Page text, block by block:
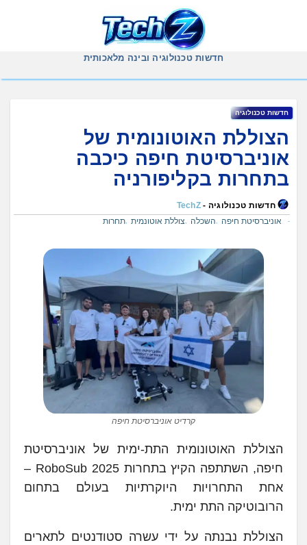
חדשות טכנולוגיה ובינה מלאכותית
חדשות טכנולוגיה
הצוללת האוטונומית של
אוניברסיטת חיפה כיכבה
בתחרות בקליפורניה
חדשות טכנולוגיה -TechZ
אוניברסיטת חיפה
השכלה צוללת אוטונמית תחרות
קרדיט אוניברסיטת חיפה
הצוללת האוטונומית התת-ימית של אוניברסיטת
חיפה, השתתפה הקיץ בתחרות RoboSub 2025 –
אחת התחרויות היוקרתיות בעולם בתחום
הרובוטיקה התת ימית.
הצוללת נבנתה על ידי עשרה סטודנטים לתארים